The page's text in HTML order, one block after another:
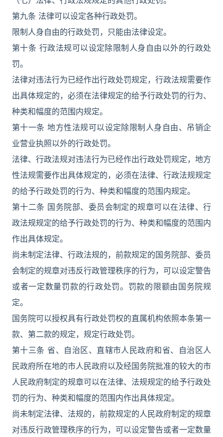
第九条 法律可以设定各种行政处罚。
限制人身自由的行政处罚，只能由法律设定。
第十条 行政法规可以设定除限制人身自由以外的行政处
罚。
法律对违法行为已经作出行政处罚规定，行政法规需要作
出具体规定的，必须在法律规定的给予行政处罚的行为、
种类和幅度的范围内规定。
第十一条 地方性法规可以设定除限制人身自由、吊销企
业营业执照以外的行政处罚。
法律、行政法规对违法行为已经作出行政处罚规定，地方
性法规需要作出具体规定的，必须在法律、行政法规规定
的给予行政处罚的行为、种类和幅度的范围内规定。
第十二条 国务院部、委员会制定的规章可以在法律、行
政法规规定的给予行政处罚的行为、种类和幅度的范围内
作出具体规定。
尚未制定法律、行政法规的，前款规定的国务院部、委员
会制定的规章对违反行政管理秩序的行为，可以设定警告
或者一定数量罚款的行政处罚。罚款的限额由国务院规
定。
国务院可以授权具有行政处罚权的直属机构依照本条第一
款、第二款的规定，规定行政处罚。
第十三条 省、自治区、直辖市人民政府和省、自治区人
民政府所在地的市人民政府以及经国务院批准的较大的市
人民政府制定的规章可以在法律、法规规定的给予行政处
罚的行为、种类和幅度的范围内作出具体规定。
尚未制定法律、法规的，前款规定的人民政府制定的规章
对违反行政管理秩序的行为，可以设定警告或者一定数量